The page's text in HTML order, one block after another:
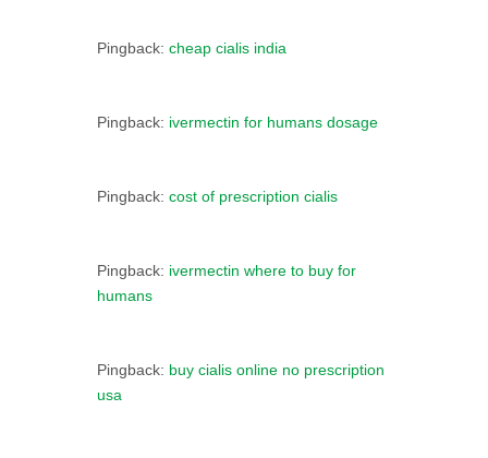
Pingback: cheap cialis india
Pingback: ivermectin for humans dosage
Pingback: cost of prescription cialis
Pingback: ivermectin where to buy for
humans
Pingback: buy cialis online no prescription
usa